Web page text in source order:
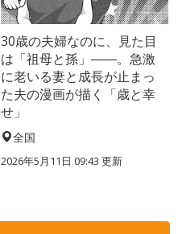
30歳の夫婦なのに、見た目
は「祖母と孫」――。急激
に老いる妻と成長が止まっ
た夫の漫画が描く「歳と幸
せ」
全国
2026年5月11日 09:43 更新